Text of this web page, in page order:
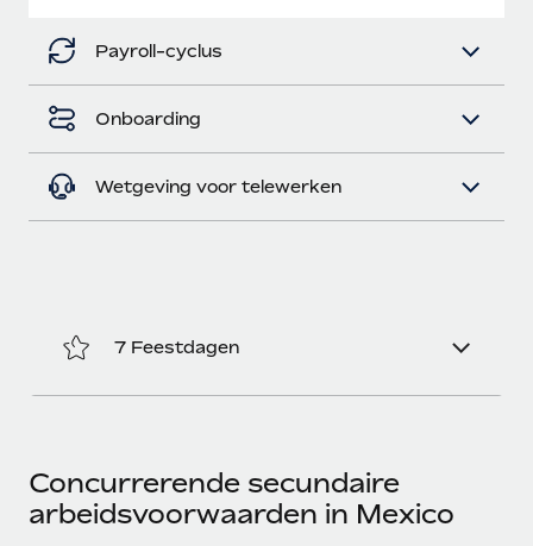
Payroll-cyclus
Onboarding
Wetgeving voor telewerken
7 Feestdagen
Concurrerende secundaire
arbeidsvoorwaarden in Mexico